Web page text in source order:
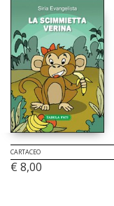
CARTACEO
€ 8,00